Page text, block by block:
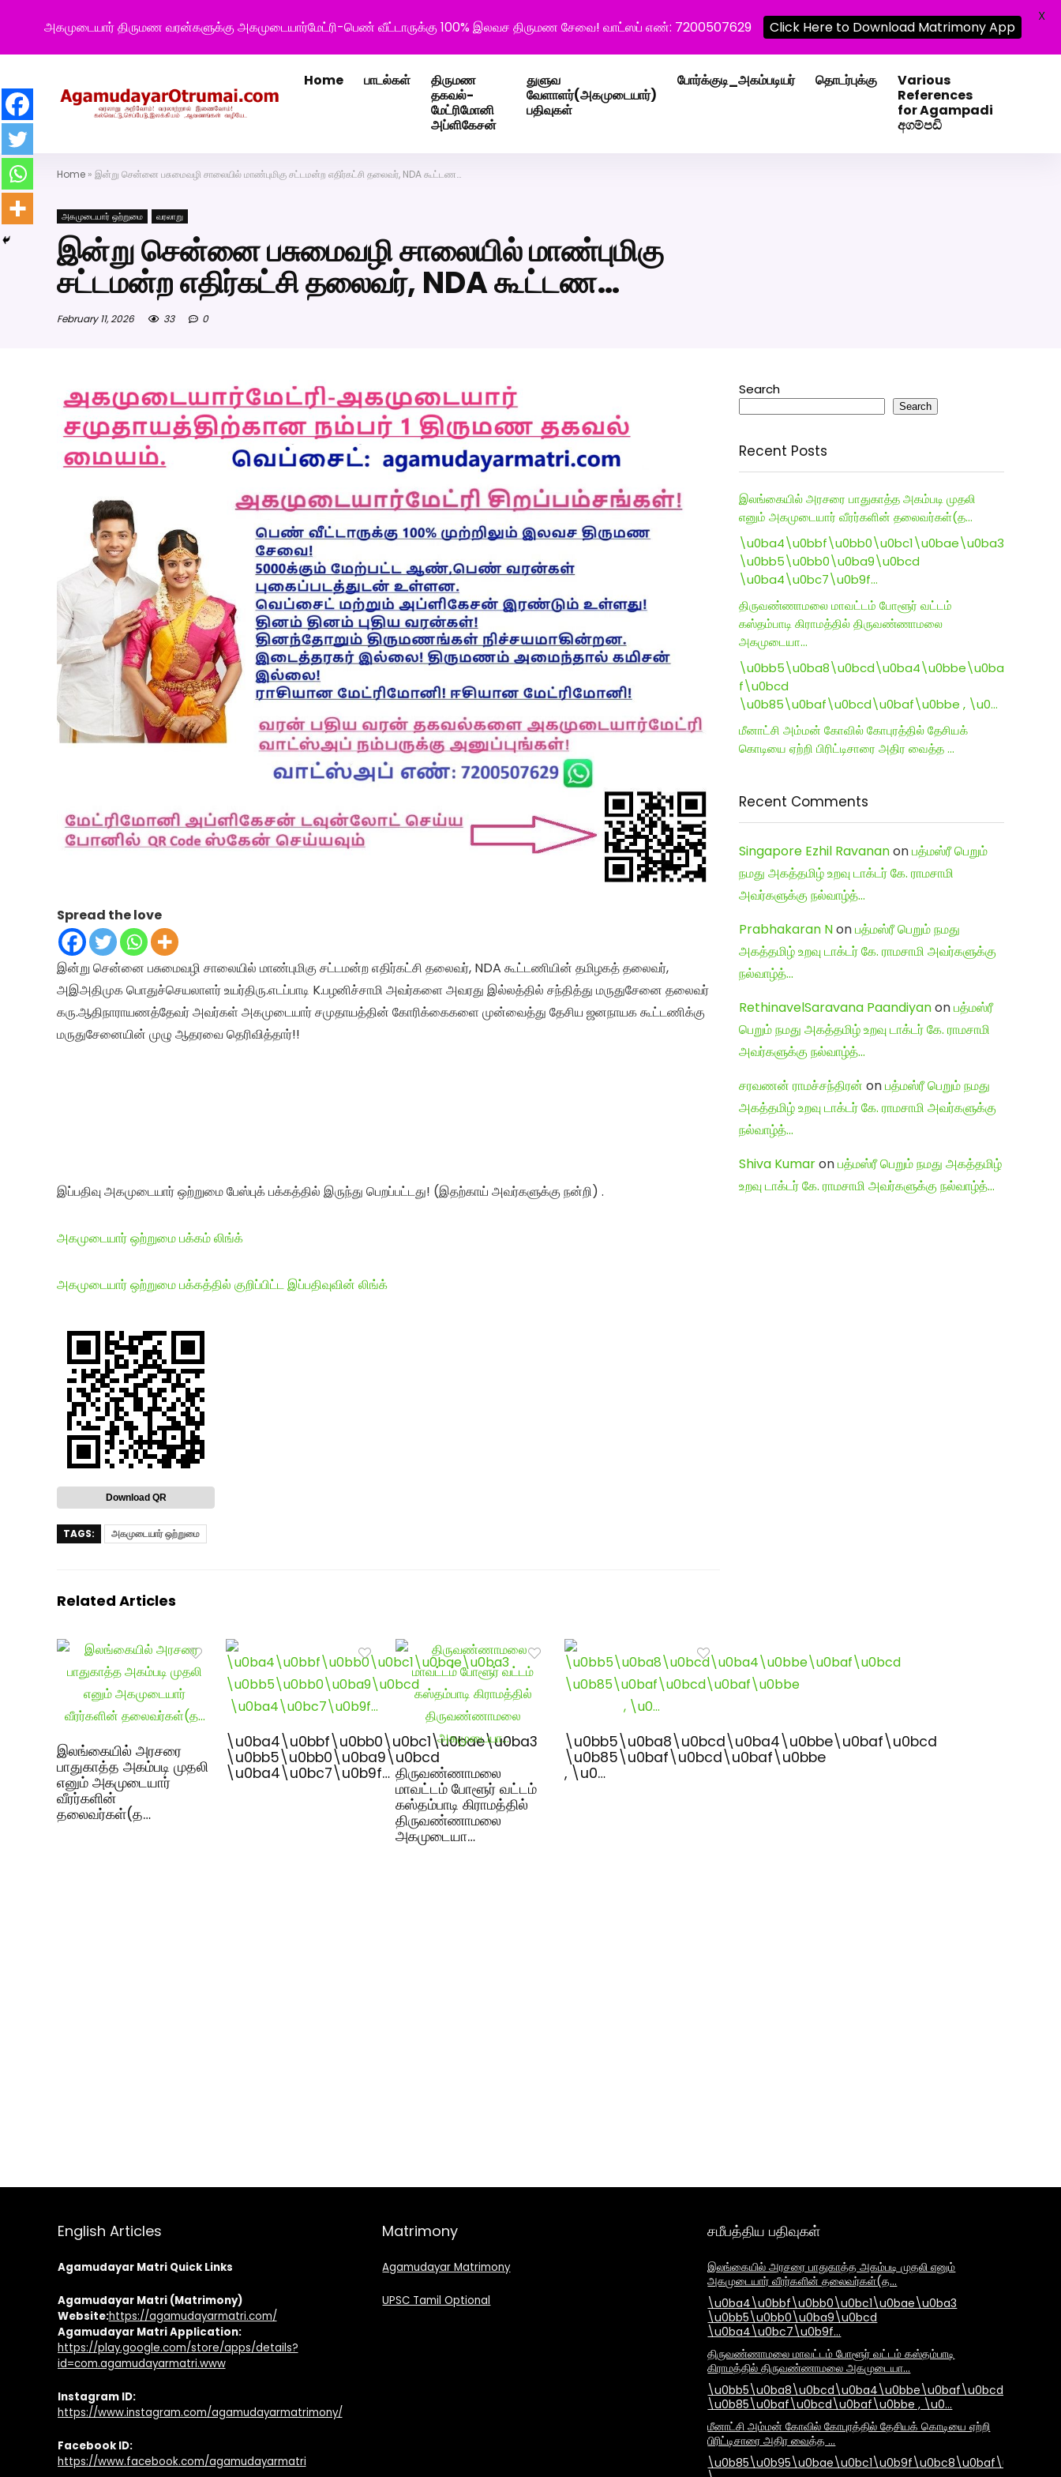
Home பாடல்கள்
திருமண
தகவல்-
மேட்ரிமோனி
அப்ளிகேசன்
துளுவ
வேளாளர்(அகமுடையார்)
பதிவுகள்
போர்க்குடி_அகம்படியர் தொடர்புக்கு
Various
References
for Agampadi
අගම්පඩි
Home » இன்று சென்னை பசுமைவழி சாலையில் மாண்புமிகு சட்டமன்ற எதிர்கட்சி தலைவர், NDA கூட்டண…
அகமுடையார் ஒற்றுமை வரலாறு
இன்று சென்னை பசுமைவழி சாலையில் மாண்புமிகு
சட்டமன்ற எதிர்கட்சி தலைவர், NDA கூட்டண…
February 11, 2026 33 0
Spread the love
இன்று சென்னை பசுமைவழி சாலையில் மாண்புமிகு சட்டமன்ற எதிர்கட்சி தலைவர், NDA கூட்டணியின் தமிழகத் தலைவர்,
அஇஅதிமுக பொதுச்செயலாளர் உயர்திரு.எடப்பாடி K.பழனிச்சாமி அவர்களை அவரது இல்லத்தில் சந்தித்து மருதுசேனை தலைவர்
கரு.ஆதிநாராயணத்தேவர் அவர்கள் அகமுடையார் சமுதாயத்தின் கோரிக்கைகளை முன்வைத்து தேசிய ஜனநாயக கூட்டணிக்கு
மருதுசேனையின் முழு ஆதரவை தெரிவித்தார்!!
இப்பதிவு அகமுடையார் ஒற்றுமை பேஸ்புக் பக்கத்தில் இருந்து பெறப்பட்டது! (இதற்காய் அவர்களுக்கு நன்றி) .
அகமுடையார் ஒற்றுமை பக்கம் லிங்க்
அகமுடையார் ஒற்றுமை பக்கத்தில் குறிப்பிட்ட இப்பதிவுவின் லிங்க்
Download QR
TAGS: அகமுடையார் ஒற்றுமை
Related Articles
இலங்கையில் அரசரை
பாதுகாத்த அகம்படி முதலி
எனும் அகமுடையார்
வீரர்களின்
தலைவர்கள்(த…
\u0ba4\u0bbf\u0bb0\u0bc1\u0bae\u0ba3
\u0bb5\u0bb0\u0ba9\u0bcd
\u0ba4\u0bc7\u0b9f… திருவண்ணாமலை
மாவட்டம் போளூர் வட்டம்
கஸ்தம்பாடி கிராமத்தில்
திருவண்ணாமலை
அகமுடையா…
\u0bb5\u0ba8\u0bcd\u0ba4\u0bbe\u0baf\u0bcd
\u0b85\u0baf\u0bcd\u0baf\u0bbe
, \u0…
Search
Search
Recent Posts
இலங்கையில் அரசரை பாதுகாத்த அகம்படி முதலி
எனும் அகமுடையார் வீரர்களின் தலைவர்கள்(த…
\u0ba4\u0bbf\u0bb0\u0bc1\u0bae\u0ba3
\u0bb5\u0bb0\u0ba9\u0bcd
\u0ba4\u0bc7\u0b9f…
திருவண்ணாமலை மாவட்டம் போளூர் வட்டம்
கஸ்தம்பாடி கிராமத்தில் திருவண்ணாமலை
அகமுடையா…
\u0bb5\u0ba8\u0bcd\u0ba4\u0bbe\u0ba
f\u0bcd
\u0b85\u0baf\u0bcd\u0baf\u0bbe , \u0…
மீனாட்சி அம்மன் கோவில் கோபுரத்தில் தேசியக்
கொடியை ஏற்றி பிரிட்டிசாரை அதிர வைத்த …
Recent Comments
Singapore Ezhil Ravananonபத்மஸ்ரீ பெறும்
நமது அகத்தமிழ் உறவு டாக்டர் கே. ராமசாமி
அவர்களுக்கு நல்வாழ்த்…
Prabhakaran Nonபத்மஸ்ரீ பெறும் நமது
அகத்தமிழ் உறவு டாக்டர் கே. ராமசாமி அவர்களுக்கு
நல்வாழ்த்…
RethinavelSaravana Paandiyanonபத்மஸ்ரீ
பெறும் நமது அகத்தமிழ் உறவு டாக்டர் கே. ராமசாமி
அவர்களுக்கு நல்வாழ்த்…
சரவணன் ராமச்சந்திரன் onபத்மஸ்ரீ பெறும் நமது
அகத்தமிழ் உறவு டாக்டர் கே. ராமசாமி அவர்களுக்கு
நல்வாழ்த்…
Shiva Kumaronபத்மஸ்ரீ பெறும் நமது அகத்தமிழ்
உறவு டாக்டர் கே. ராமசாமி அவர்களுக்கு நல்வாழ்த்…
English Articles
Agamudayar Matri Quick Links
Agamudayar Matri (Matrimony)
Website:https://agamudayarmatri.com/
Agamudayar Matri Application:
https://play.google.com/store/apps/details?
id=com.agamudayarmatri.www
Instagram ID:
https://www.instagram.com/agamudayarmatrimony/
Facebook ID:
https://www.facebook.com/agamudayarmatri
Matrimony
Agamudayar Matrimony
UPSC Tamil Optional
சமீபத்திய பதிவுகள்
இலங்கையில் அரசரை பாதுகாத்த அகம்படி முதலி எனும்
அகமுடையார் வீரர்களின் தலைவர்கள்(த…
\u0ba4\u0bbf\u0bb0\u0bc1\u0bae\u0ba3
\u0bb5\u0bb0\u0ba9\u0bcd
\u0ba4\u0bc7\u0b9f…
திருவண்ணாமலை மாவட்டம் போளூர் வட்டம் கஸ்தம்பாடி
கிராமத்தில் திருவண்ணாமலை அகமுடையா…
\u0bb5\u0ba8\u0bcd\u0ba4\u0bbe\u0baf\u0bcd
\u0b85\u0baf\u0bcd\u0baf\u0bbe , \u0…
மீனாட்சி அம்மன் கோவில் கோபுரத்தில் தேசியக் கொடியை ஏற்றி
பிரிட்டிசாரை அதிர வைத்த …
அகமுடையார் திருமண வரன்களுக்கு அகமுடையார்மேட்ரி-பெண் வீட்டாருக்கு 100% இலவச திருமண சேவை! வாட்ஸப் எண்: 7200507629 Click Here to Download Matrimony App
X